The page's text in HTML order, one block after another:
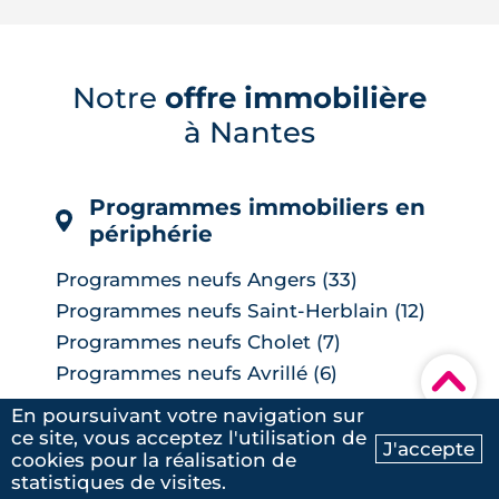
Ma recherche Contactez-nous
▾
la surchauffe aide désormais à cibler la
renaturation de la ville, du plan Pleine
terre aux r�...
Notre offre immobilière
à Nantes
Programmes immobiliers en
périphérie
Programmes neufs Angers (33)
Programmes neufs Saint-Herblain (12)
Programmes neufs Cholet (7)
Programmes neufs Avrillé (6)
Programmes neufs La Chapelle-sur-
Erdre (6)
Programmes neufs Les Herbiers (4)
Programmes neufs Orvault (4)
Voir
Programmes immobiliers en
En poursuivant votre navigation sur
ce site, vous acceptez l'utilisation de
cookies pour la réalisation de
statistiques de visites.
J'accepte